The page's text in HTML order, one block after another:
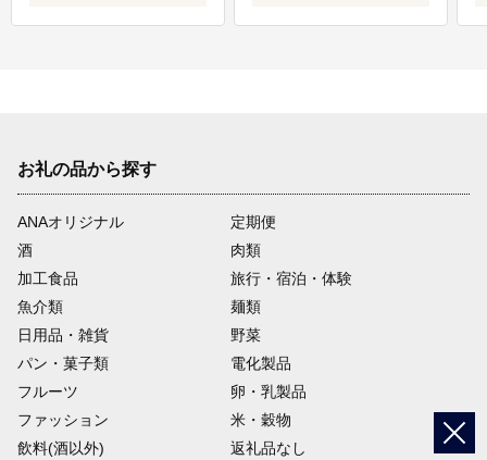
お礼の品から探す
ANAオリジナル
定期便
酒
肉類
加工食品
旅行・宿泊・体験
魚介類
麺類
日用品・雑貨
野菜
パン・菓子類
電化製品
フルーツ
卵・乳製品
ファッション
米・穀物
飲料(酒以外)
返礼品なし